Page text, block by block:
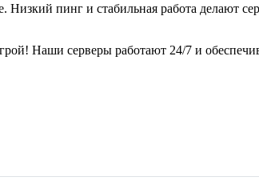
пинг и стабильная работа делают
Наши серверы работают 24/7 и